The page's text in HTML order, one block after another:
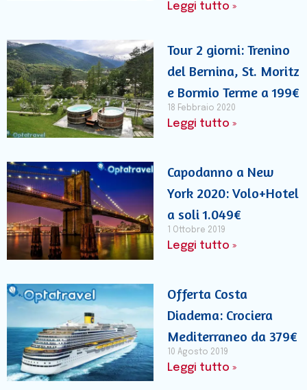
Leggi tutto »
Tour 2 giorni: Trenino
del Bernina, St. Moritz
e Bormio Terme a 199€
18 Febbraio 2020
Leggi tutto »
Capodanno a New
York 2020: Volo+Hotel
a soli 1.049€
1 Ottobre 2019
Leggi tutto »
Offerta Costa
Diadema: Crociera
Mediterraneo da 379€
10 Agosto 2019
Leggi tutto »